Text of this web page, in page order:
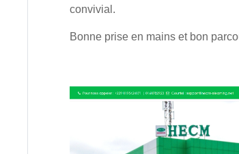
convivial.
Bonne prise en mains et bon